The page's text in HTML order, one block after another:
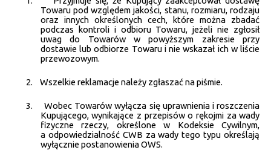
Towaru pod względem jakości, stanu, rozmiaru, rodzaju
oraz innych określonych cech, które można zbadać
podczas kontroli i odbioru Towaru, jeżeli nie zgłosił
uwag do Towarów w powyższym zakresie przy
dostawie lub odbiorze Towaru i nie wskazał ich w liście
przewozowym.
2. Wszelkie reklamacje należy zgłaszać na piśmie.
3.
Wobec Towarów wyłącza się uprawnienia i roszczenia
Kupującego, wynikające z przepisów o rękojmi za wady
fizyczne rzeczy, określone w Kodeksie Cywilnym,
a odpowiedzialność CWB za wady tego typu określają
wyłącznie postanowienia OWS.